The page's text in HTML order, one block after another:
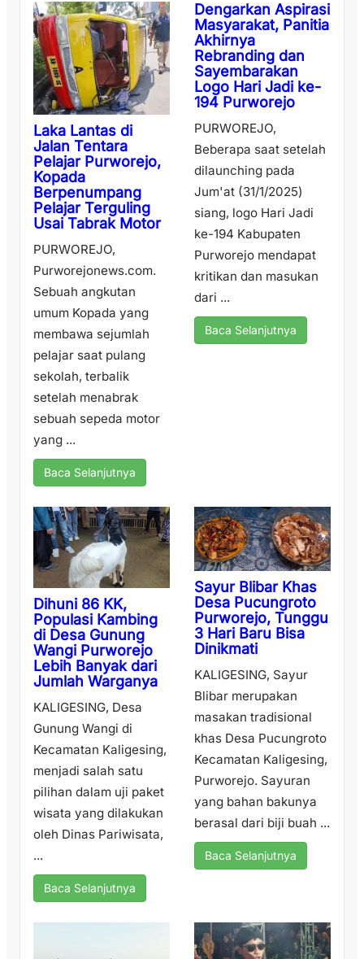
Laka Lantas di
Jalan Tentara
Pelajar Purworejo,
Kopada
Berpenumpang
Pelajar Terguling
Usai Tabrak Motor
PURWOREJO,
Purworejonews.com.
Sebuah angkutan
umum Kopada yang
membawa sejumlah
pelajar saat pulang
sekolah, terbalik
setelah menabrak
sebuah sepeda motor
yang ...
Baca Selanjutnya
Dengarkan Aspirasi
Masyarakat, Panitia
Akhirnya
Rebranding dan
Sayembarakan
Logo Hari Jadi ke-
194 Purworejo
PURWOREJO,
Beberapa saat setelah
dilaunching pada
Jum'at (31/1/2025)
siang, logo Hari Jadi
ke-194 Kabupaten
Purworejo mendapat
kritikan dan masukan
dari ...
Baca Selanjutnya
Dihuni 86 KK,
Populasi Kambing
di Desa Gunung
Wangi Purworejo
Lebih Banyak dari
Jumlah Warganya
KALIGESING, Desa
Gunung Wangi di
Kecamatan Kaligesing,
menjadi salah satu
pilihan dalam uji paket
wisata yang dilakukan
oleh Dinas Pariwisata,
...
Baca Selanjutnya
Sayur Blibar Khas
Desa Pucungroto
Purworejo, Tunggu
3 Hari Baru Bisa
Dinikmati
KALIGESING, Sayur
Blibar merupakan
masakan tradisional
khas Desa Pucungroto
Kecamatan Kaligesing,
Purworejo. Sayuran
yang bahan bakunya
berasal dari biji buah ...
Baca Selanjutnya